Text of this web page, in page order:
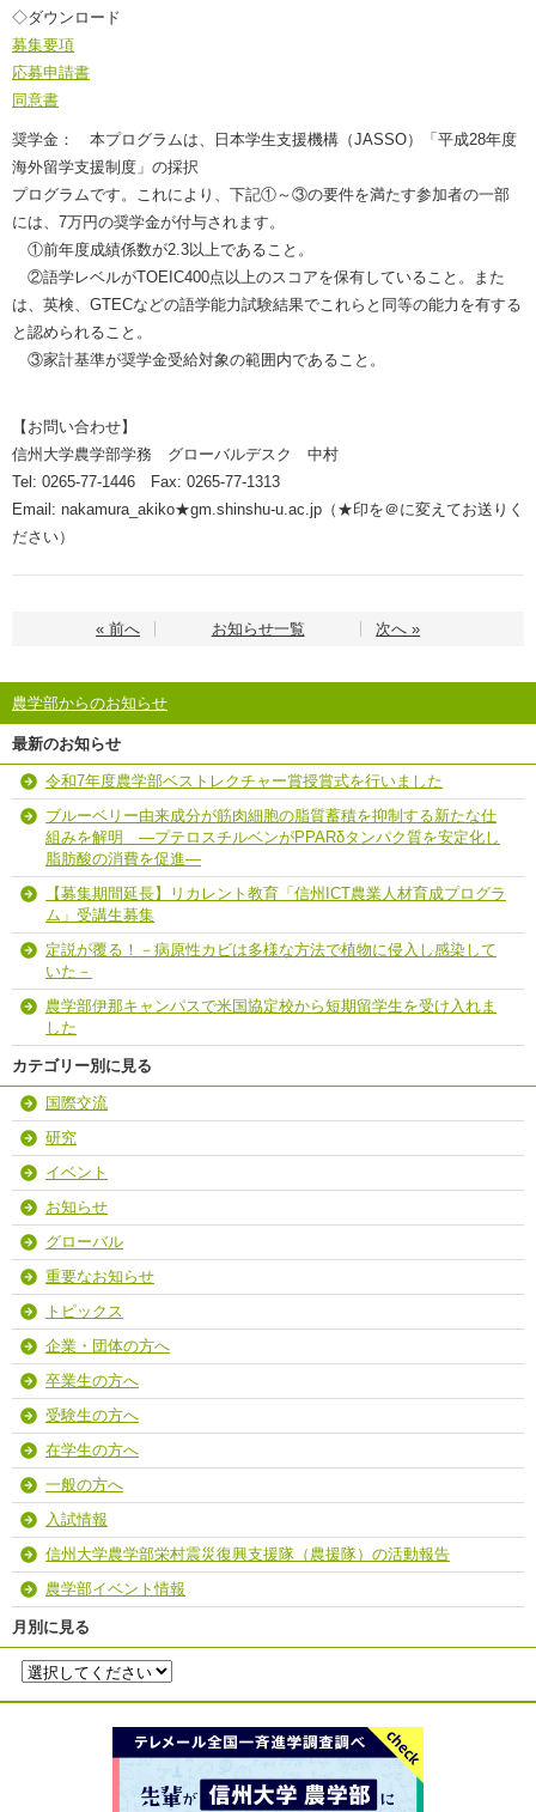
◇ダウンロード
募集要項
応募申請書
同意書
奨学金： 本プログラムは、日本学生支援機構（JASSO）「平成28年度
海外留学支援制度」の採択
プログラムです。これにより、下記①～③の要件を満たす参加者の一部
には、7万円の奨学金が付与されます。
①前年度成績係数が2.3以上であること。
②語学レベルがTOEIC400点以上のスコアを保有していること。また
は、英検、GTECなどの語学能力試験結果でこれらと同等の能力を有する
と認められること。
③家計基準が奨学金受給対象の範囲内であること。
【お問い合わせ】
信州大学農学部学務 グローバルデスク 中村
Tel: 0265-77-1446 Fax: 0265-77-1313
Email: nakamura_akiko★gm.shinshu-u.ac.jp（★印を＠に変えてお送りく
ださい）
« 前へ お知らせ一覧 次へ »
農学部からのお知らせ
最新のお知らせ
令和7年度農学部ベストレクチャー賞授賞式を行いました
ブルーベリー由来成分が筋肉細胞の脂質蓄積を抑制する新たな仕
組みを解明 ―プテロスチルベンがPPARδタンパク質を安定化し
脂肪酸の消費を促進―
【募集期間延長】リカレント教育「信州ICT農業人材育成プログラ
ム」受講生募集
定説が覆る！－病原性カビは多様な方法で植物に侵入し感染して
いた－
農学部伊那キャンパスで米国協定校から短期留学生を受け入れま
した
カテゴリー別に見る
国際交流
研究
イベント
お知らせ
グローバル
重要なお知らせ
トピックス
企業・団体の方へ
卒業生の方へ
受験生の方へ
在学生の方へ
一般の方へ
入試情報
信州大学農学部栄村震災復興支援隊（農援隊）の活動報告
農学部イベント情報
月別に見る